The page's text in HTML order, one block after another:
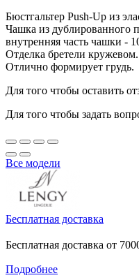
Бюстгальтер Push-Up из
Чашка из дублированного
внутренняя часть чашки -
Отделка бретели кружевом.
Отлично формирует грудь.
Для того чтобы оставить
Для того чтобы задать
Все модели
Бесплатная доставка
Бесплатная доставка от
Подробнее